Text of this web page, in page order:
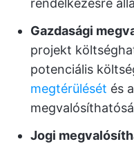
rendelkezésre
Gazdasági
projekt
potenciális
megtérülését és
Jogi